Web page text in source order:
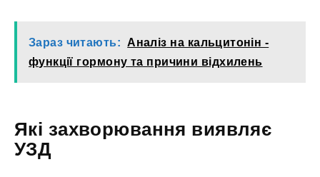
Зараз читають:
Аналіз на кальцитонін -
функції гормону та причини відхилень
Які захворювання виявляє
УЗД